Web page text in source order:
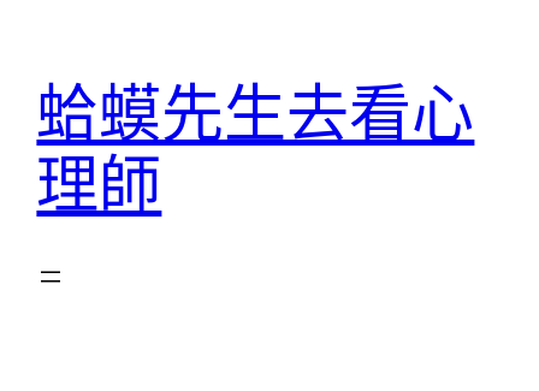
蛤蟆先生去看心
理師